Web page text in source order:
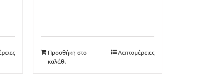
Προσθήκη στο
καλάθι
Λεπτομέρειες